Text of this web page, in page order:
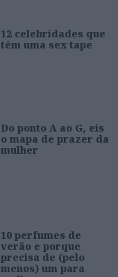
12 celebridades que
têm uma sex tape
Do ponto A ao G, eis
o mapa de prazer da
mulher
10 perfumes de
verão e porque
precisa de (pelo
menos) um para